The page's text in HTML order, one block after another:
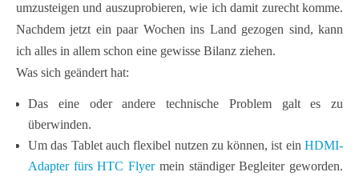
umzusteigen und auszuprobieren, wie ich damit zurecht komme.
Nachdem jetzt ein paar Wochen ins Land gezogen sind, kann
ich alles in allem schon eine gewisse Bilanz ziehen.
Was sich geändert hat:
Das eine oder andere technische Problem galt es zu
überwinden.
Um das Tablet auch flexibel nutzen zu können, ist ein HDMI-
Adapter fürs HTC Flyer mein ständiger Begleiter geworden.